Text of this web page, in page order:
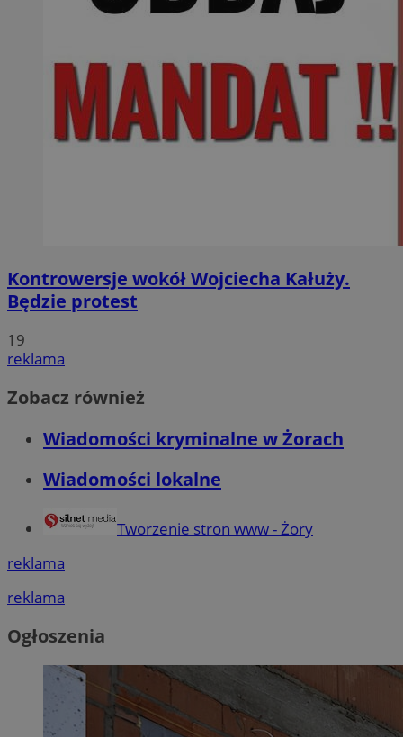
Kontrowersje wokół Wojciecha Kałuży.
Będzie protest
19
reklama
Zobacz również
Wiadomości kryminalne w Żorach
Wiadomości lokalne
Tworzenie stron www - Żory
reklama
reklama
Ogłoszenia